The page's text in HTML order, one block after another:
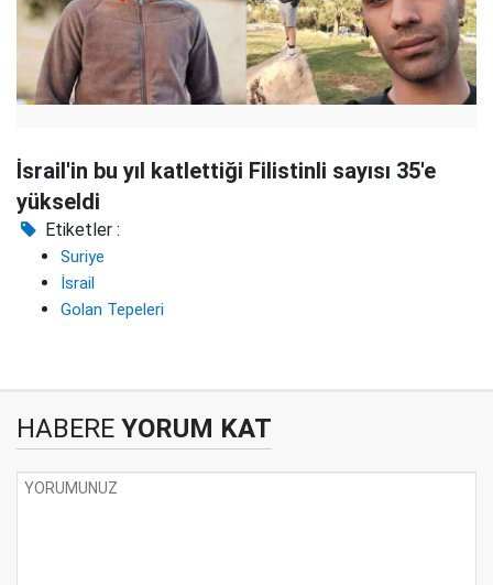
İsrail'in bu yıl katlettiği Filistinli sayısı 35'e
yükseldi
Etiketler :
Suriye
İsrail
Golan Tepeleri
HABERE YORUM KAT